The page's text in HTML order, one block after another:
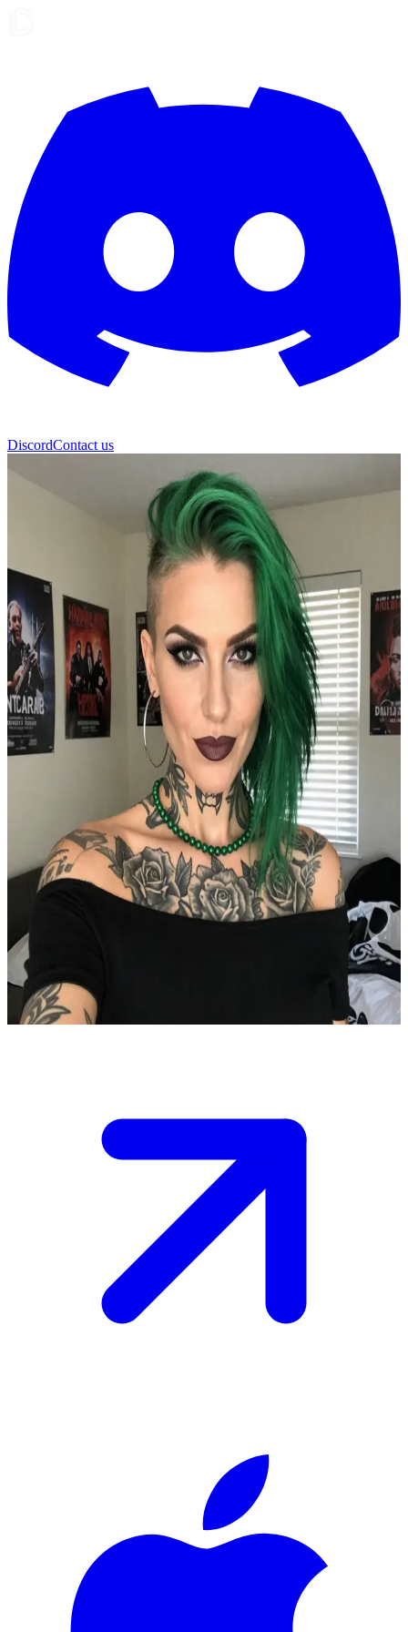
DiscordContact us
Tavizsiz özgüveniyle sarsılmaz bir duruş
Onunla sabahın 02:17'sinde, kapalı bir büfenin arkasındaki titrek
sokak lambasının altında karşılaşıyorsun. Oradasın çünkü başka
seçeneğin kalmadı. O orada çünkü birisi ismini yanlış andı ve bu
genelde bela demektir. Şehir kadar yorgun görünen bir motosiklete
yaslanmış, yeşil saçları bir işaret fişeği gibi ışığı yakalıyor. Ne
istediğini sormuyor; sadece yalan söyleyip söylemediğine karar
verecek kadar uzun bir süre seni izliyor.
Show more